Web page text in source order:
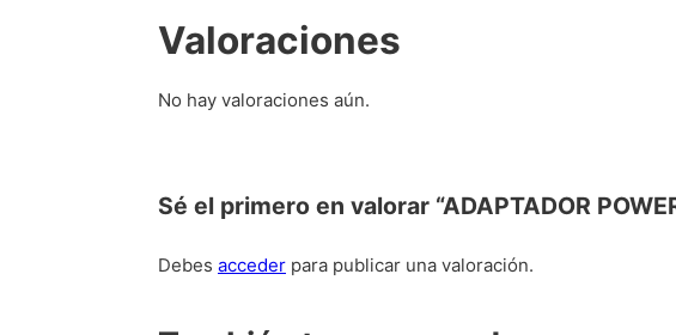
Valoraciones
No hay valoraciones aún.
Sé el primero en valorar “ADAPTADOR
Debes acceder para publicar una valoración.